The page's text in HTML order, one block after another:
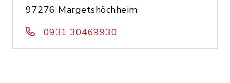
97276 Margetshöchheim
0931 30469930